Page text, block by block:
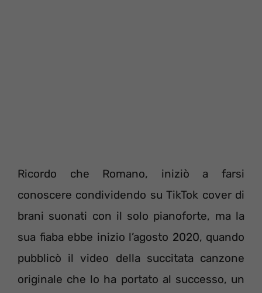
Ricordo che Romano, iniziò a farsi
conoscere condividendo su TikTok cover di
brani suonati con il solo pianoforte, ma la
sua fiaba ebbe inizio l’agosto 2020, quando
pubblicò il video della succitata canzone
originale che lo ha portato al successo, un